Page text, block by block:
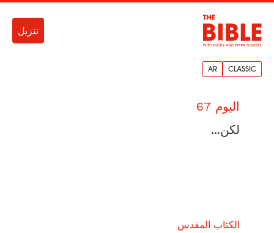
CLASSIC
AR
تنزيل
اليوم 67
لكن...
الكتاب المقدس